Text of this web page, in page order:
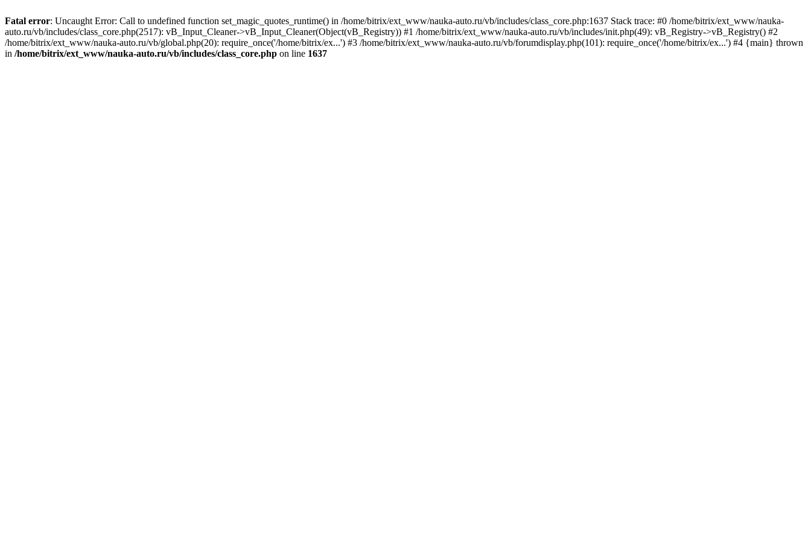
Fatal error: Uncaught Error: Call to undefined function set_magic_quotes_runtime() in /home/bitrix/ext_www/nauka-auto.ru/vb/includes/class_core.php:1637 Stack trace: #0 /home/bitrix/ext_www/nauka-
auto.ru/vb/includes/class_core.php(2517): vB_Input_Cleaner->vB_Input_Cleaner(Object(vB_Registry)) #1 /home/bitrix/ext_www/nauka-auto.ru/vb/includes/init.php(49): vB_Registry->vB_Registry() #2
/home/bitrix/ext_www/nauka-auto.ru/vb/global.php(20): require_once('/home/bitrix/ex...') #3 /home/bitrix/ext_www/nauka-auto.ru/vb/forumdisplay.php(101): require_once('/home/bitrix/ex...') #4 {main} thrown
in /home/bitrix/ext_www/nauka-auto.ru/vb/includes/class_core.php on line 1637